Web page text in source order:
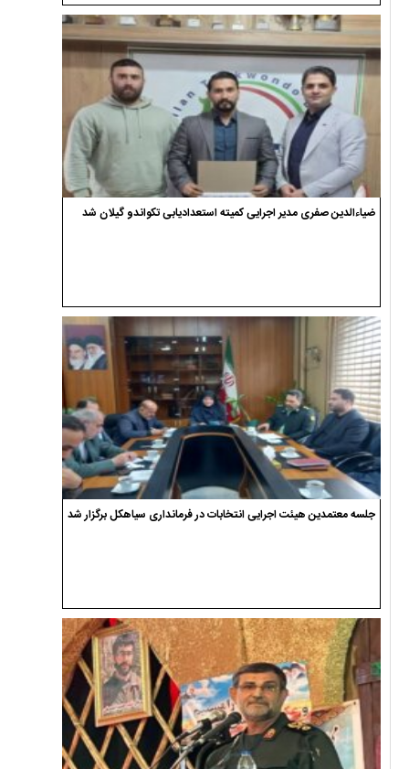
ضیاءالدین صفری مدیر اجرایی کمیته استعدادیابی تکواندو گیلان شد
جلسه معتمدین هیئت اجرایی انتخابات در فرمانداری سیاهکل برگزار شد